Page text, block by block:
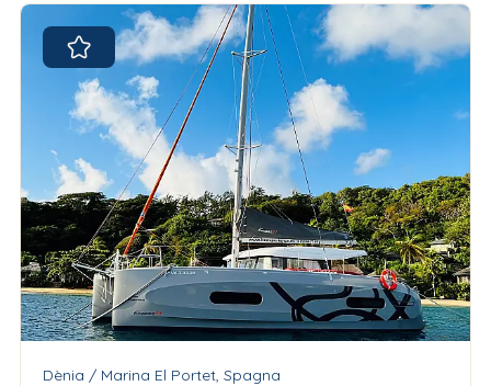
Dènia / Marina El Portet, Spagna